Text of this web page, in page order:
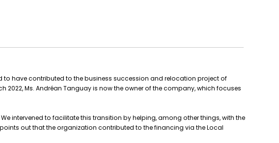
to have contributed to the business succession and relocation project of
2022, Ms. Andréan Tanguay is now the owner of the company, which focuses
intervened to facilitate this transition by helping, among other things, with the
out that the organization contributed to the financing via the Local